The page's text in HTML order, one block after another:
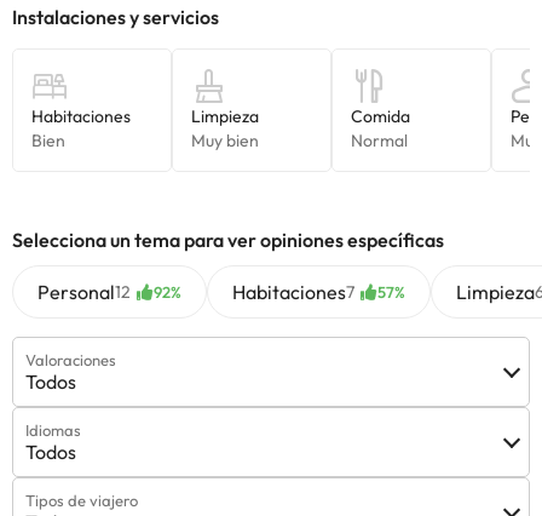
Selecciona un tema para ver opiniones específicas
Personal12 92% Habitaciones7 57% Limpieza
Valoraciones
Todos
Idiomas
Todos
Tipos de viajero